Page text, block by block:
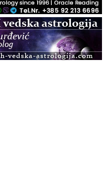
tečaj, Zagreb i Online
za izscjeljivanje pranom (Basic